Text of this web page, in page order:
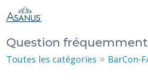
Question
Toutes les catégories » BarCon-